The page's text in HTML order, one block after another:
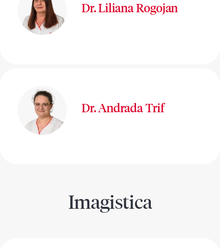
Dr. Liliana Rogojan
Dr. Andrada Trif
Imagistica